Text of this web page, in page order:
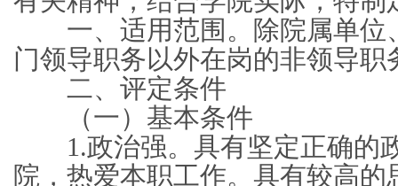
一、适用范围。除院属单位
门领导职务以外在岗的非领导职
二、评定条件
（一）基本条件
1.政治强。具有坚定正确的
院，热爱本职工作。具有较高的